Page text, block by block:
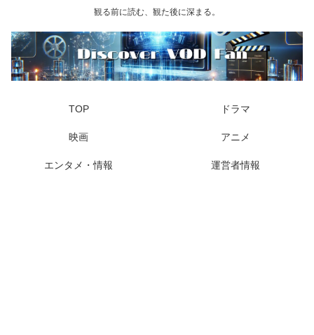
観る前に読む、観た後に深まる。
TOP ドラマ
映画 アニメ
エンタメ・情報 運営者情報